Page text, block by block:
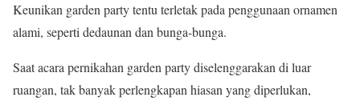
Keunikan garden party tentu terletak pada penggunaan ornamen
alami, seperti dedaunan dan bunga-bunga.
Saat acara pernikahan garden party diselenggarakan di luar
ruangan, tak banyak perlengkapan hiasan yang diperlukan,